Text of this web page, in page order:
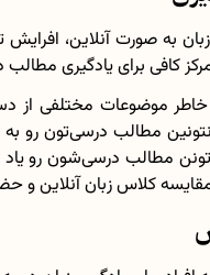
به صورت آنلاین،
کافی برای یادگیری
موضوعات مختلفی از
مطالب درسی‌تون رو به
مطالب درسی‌شون رو یاد
کلاس زبان آنلاین و